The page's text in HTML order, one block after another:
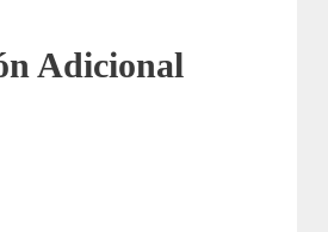
Adicional